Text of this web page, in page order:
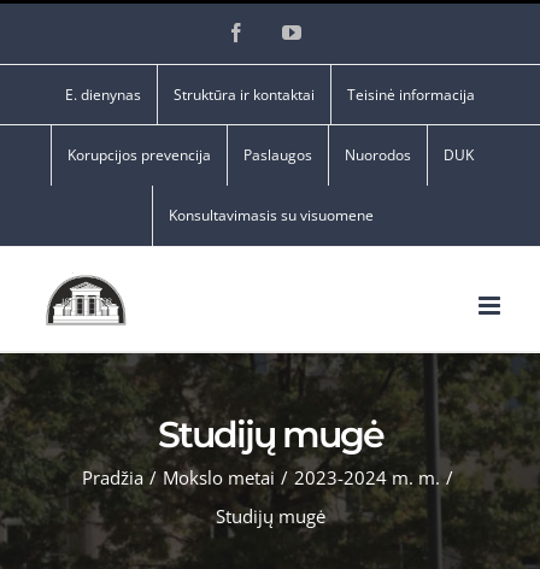
FacebookYouTube
E. dienynas Struktūra ir kontaktai Teisinė informacija
Korupcijos prevencija Paslaugos Nuorodos DUK
Konsultavimasis su visuomene
Studijų mugė
Pradžia / Mokslo metai / 2023-2024 m. m. /
Studijų mugė